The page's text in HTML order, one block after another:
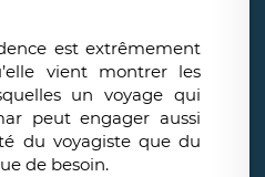
est extrêmement
vient montrer les
un voyage qui
peut engager aussi
du voyagiste que du
de besoin.